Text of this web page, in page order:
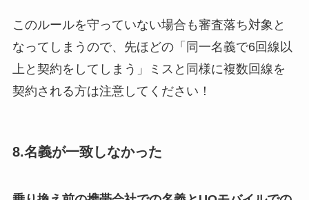
このルールを守っていない場合も審査落ち対象と
なってしまうので、先ほどの「同一名義で6回線以
上と契約をしてしまう」ミスと同様に複数回線を
契約される方は注意してください！
8.名義が一致しなかった